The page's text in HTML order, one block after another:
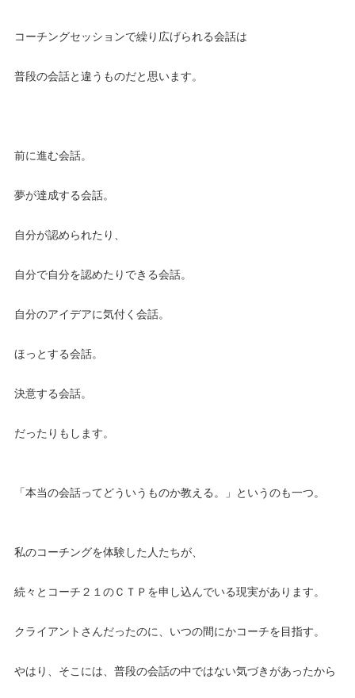
コーチングセッションで繰り広げられる会話は
普段の会話と違うものだと思います。
前に進む会話。
夢が達成する会話。
自分が認められたり、
自分で自分を認めたりできる会話。
自分のアイデアに気付く会話。
ほっとする会話。
決意する会話。
だったりもします。
「本当の会話ってどういうものか教える。」というのも一つ。
私のコーチングを体験した人たちが、
続々とコーチ２１のＣＴＰを申し込んでいる現実があります。
クライアントさんだったのに、いつの間にかコーチを目指す。
やはり、そこには、普段の会話の中ではない気づきがあったから